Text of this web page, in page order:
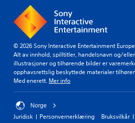
© 2026 Sony Interactive Entertainment
Alt av innhold, spilltitler, handelsnavn og/
illustrasjoner og tilhørende bilder er
opphavsrettslig beskyttede materialer
Med enerett. Mer info
Norge
Juridisk Personvernerklæring
Bruksvilkår